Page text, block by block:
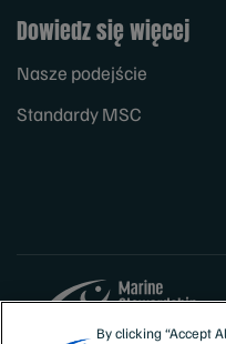
Dowiedz się więcej
Nasze podejście
Standardy MSC
By clicking “Accept